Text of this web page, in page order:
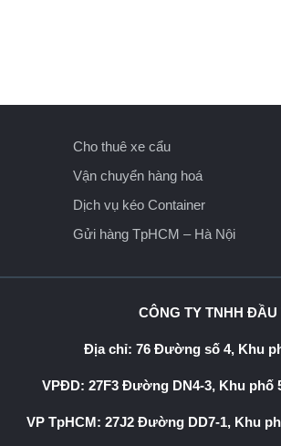
Cho thuê xe cẩu
Vận chuyển hàng hoá
Dịch vụ kéo Container
Gửi hàng TpHCM – Hà Nội
CÔNG TY TNHH
Địa chỉ: 76 Đường số 4, Khu
VPĐD: 27F3 Đường DN4-3, Khu
VP TpHCM: 27J2 Đường DD7-1, Khu